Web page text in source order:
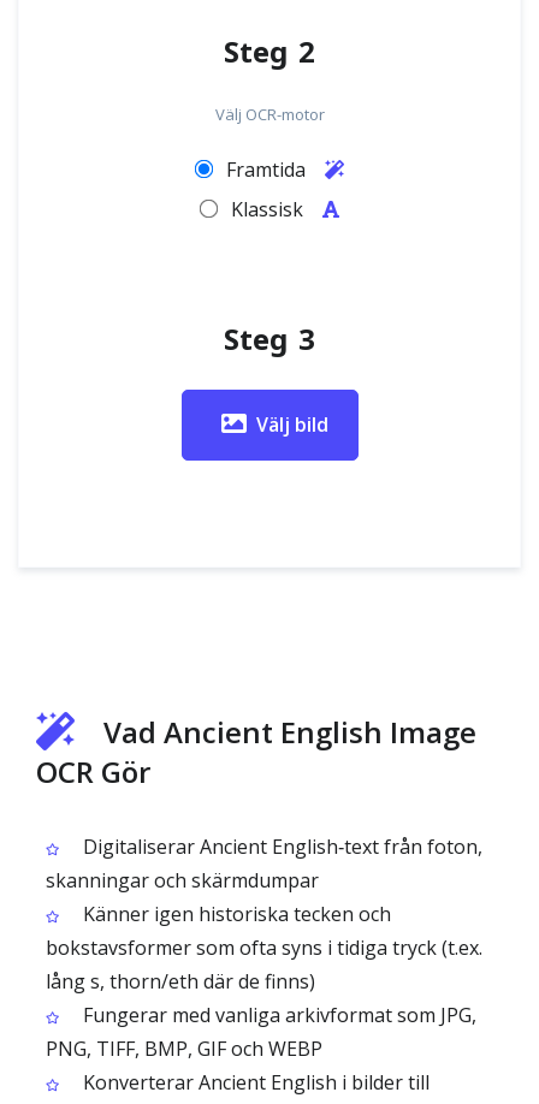
Steg 2
Välj OCR-motor
Framtida
Klassisk
Steg 3
Välj bild
Vad Ancient English Image
OCR Gör
Digitaliserar Ancient English‑text från foton,
skanningar och skärmdumpar
Känner igen historiska tecken och
bokstavsformer som ofta syns i tidiga tryck (t.ex.
lång s, thorn/eth där de finns)
Fungerar med vanliga arkivformat som JPG,
PNG, TIFF, BMP, GIF och WEBP
Konverterar Ancient English i bilder till